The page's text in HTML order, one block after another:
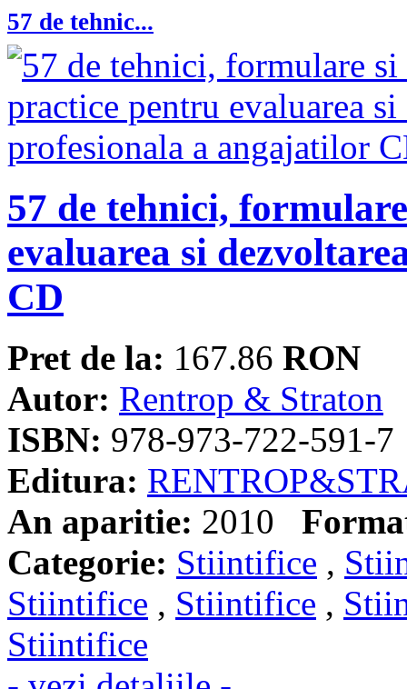
57 de tehnic...
57 de tehnici,
evaluarea si
CD
Pret de la: 167.86 RON
Autor: Rentrop & Straton
ISBN: 978-973-722-591-7
Editura:
An aparitie: 2010
Categorie: Stiintifice ,
Stiintifice , Stiintifice ,
Stiintifice